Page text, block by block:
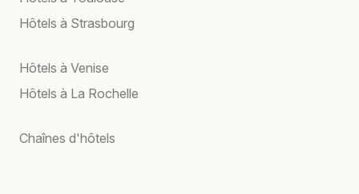
Hôtels à Strasbourg
Hôtels à Venise
Hôtels à La Rochelle
Chaînes d'hôtels